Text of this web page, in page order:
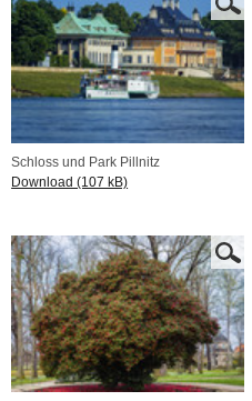
Schloss und Park Pillnitz
Download (107 kB)